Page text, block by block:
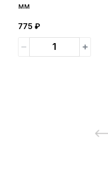
мм
775 ₽